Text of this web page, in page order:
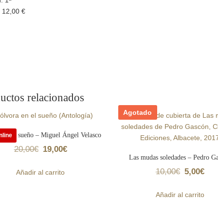
12,00 €
relacionados
en el sueño – Miguel Ángel Velasco
20,00€ El
original
19,00€
Añadir al carrito
Agotado
Las mudas soledades – Pedro
10,00€ El
original
5,00€
Añadir al carrito